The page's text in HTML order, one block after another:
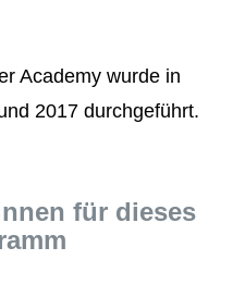
Academy wurde in
2017 durchgeführt.
für dieses